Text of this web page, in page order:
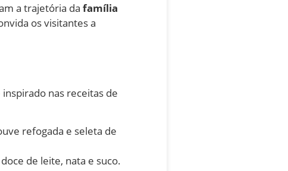
a trajetória da família
os visitantes a
nas receitas de
refogada e seleta de
de leite, nata e suco.